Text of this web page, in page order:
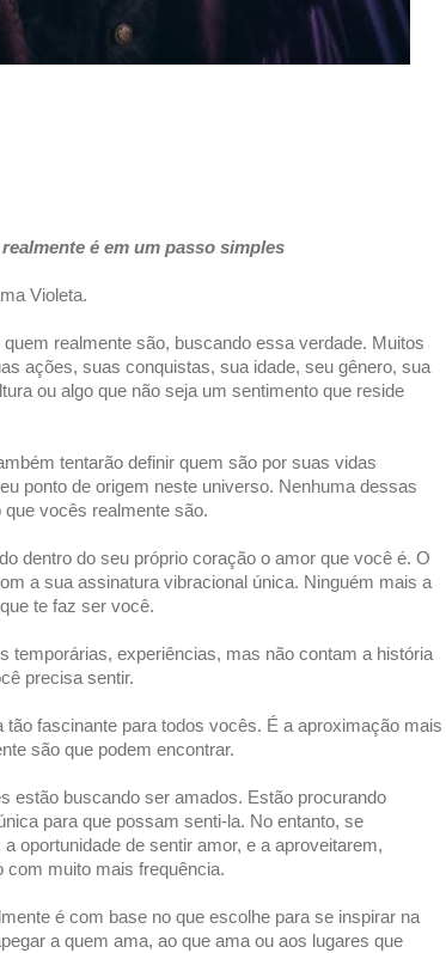
é em um passo simples
Violeta.
realmente são, buscando essa verdade. Muitos
ações, suas conquistas, sua idade, seu gênero, sua
ou algo que não seja um sentimento que reside
tentarão definir quem são por suas vidas
ponto de origem neste universo. Nenhuma dessas
vocês realmente são.
dentro do seu próprio coração o amor que você é. O
a sua assinatura vibracional única. Ninguém mais a
te faz ser você.
temporárias, experiências, mas não contam a história
precisa sentir.
fascinante para todos vocês. É a aproximação mais
são que podem encontrar.
estão buscando ser amados. Estão procurando
para que possam senti-la. No entanto, se
oportunidade de sentir amor, e a aproveitarem,
com muito mais frequência.
é com base no que escolhe para se inspirar na
a quem ama, ao que ama ou aos lugares que